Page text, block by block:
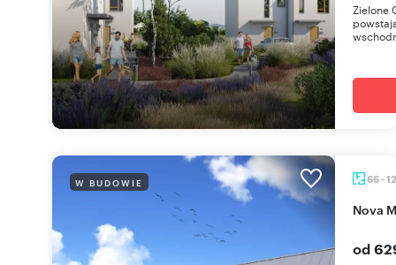
Zielone
W BUDOWIE 66 -
Nova
od